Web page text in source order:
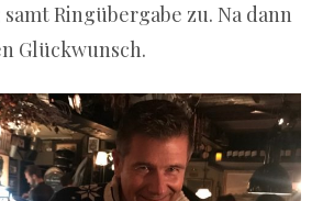
Ringübergabe zu. Na dann
Glückwunsch.